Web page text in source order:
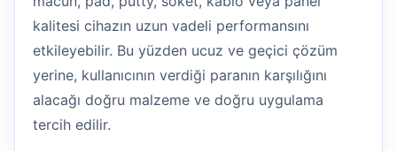
kalitesi cihazın uzun vadeli performansını
etkileyebilir. Bu yüzden ucuz ve geçici çözüm
yerine, kullanıcının verdiği paranın karşılığını
alacağı doğru malzeme ve doğru uygulama
tercih edilir.